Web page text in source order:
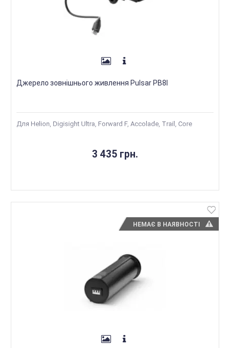
Джерело зовнішнього живлення Pulsar PB8I
Для Helion, Digisight Ultra, Forward F, Accolade, Trail, Core
3 435 грн.
НЕМАЄ В НАЯВНОСТІ